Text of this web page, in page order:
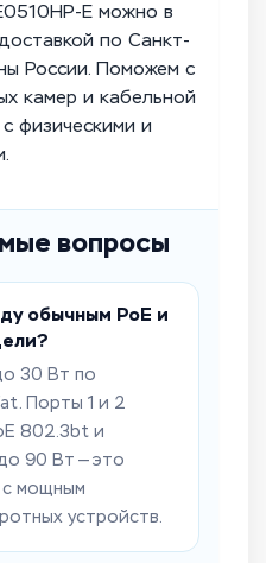
E можно в
по Санкт-
России. Поможем с
камер и кабельной
физическими и
вопросы
обычным PoE и
30 Вт по
Порты 1 и 2
802.3bt и
90 Вт — это
с мощным
устройств.